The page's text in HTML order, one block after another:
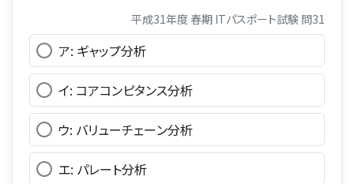
平成31年度 春期 ITパスポート試験 問31
ア: ギャップ分析
イ: コアコンピタンス分析
ウ: バリューチェーン分析
エ: パレート分析